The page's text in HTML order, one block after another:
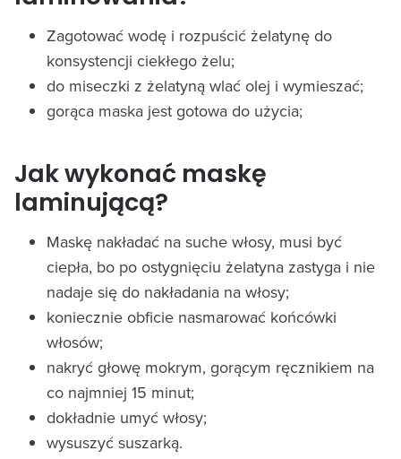
Zagotować wodę i rozpuścić żelatynę do
konsystencji ciekłego żelu;
do miseczki z żelatyną wlać olej i wymieszać;
gorąca maska jest gotowa do użycia;
Jak wykonać maskę
laminującą?
Maskę nakładać na suche włosy, musi być
ciepła, bo po ostygnięciu żelatyna zastyga i nie
nadaje się do nakładania na włosy;
koniecznie obficie nasmarować końcówki
włosów;
nakryć głowę mokrym, gorącym ręcznikiem na
co najmniej 15 minut;
dokładnie umyć włosy;
wysuszyć suszarką.